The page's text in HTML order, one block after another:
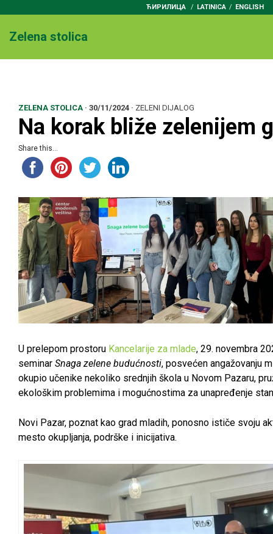
ЋИРИЛИЦА / LATINICA ENGLISH
Zelena stolica
ZELENA STOLICA · 30/11/2024 · ZELENI DIJALOG
Na korak bliže zelenijem
Share this...
U prelepom prostoru Kancelarije za mlade, 29. novembra
seminar Snaga zelene budućnosti, posvećen angažovanju
okupio učenike nekoliko srednjih škola u Novom Pazaru,
ekološkim problemima i mogućnostima za unapređenje
Novi Pazar, poznat kao grad mladih, ponosno ističe svoju
mesto okupljanja, podrške i inicijativa.